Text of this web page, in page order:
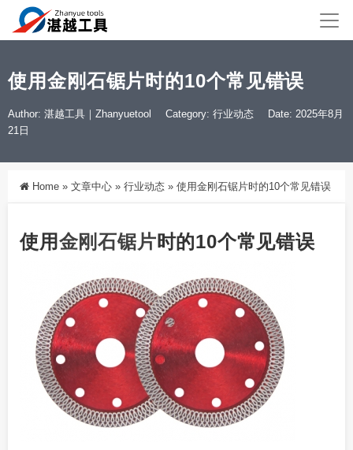
使用金刚石锯片时的10个常见错误
Author: 湛越工具｜Zhanyuetool Category: 行业动态
Date: 2025年8月
21日
Home » 文章中心 » 行业动态 » 使用金刚石锯片时的10个常见错误
使用金刚石锯片时的10个常见错误